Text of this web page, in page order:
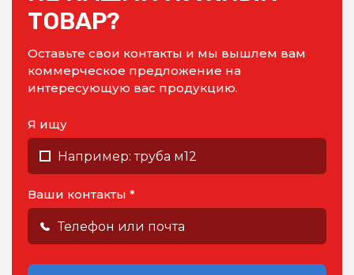
ТОВАР?
Оставьте свои контакты и мы вышлем вам
коммерческое предложение на
интересующую вас продукцию.
Я ищу
Ваши контакты *